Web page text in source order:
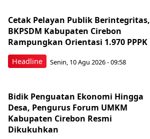
Headline
Cetak Pelayan Publik Berintegritas,
BKPSDM Kabupaten Cirebon
Rampungkan Orientasi 1.970 PPPK
Senin, 10 Agu 2026 - 09:58
Bidik Penguatan Ekonomi Hingga
Desa, Pengurus Forum UMKM
Kabupaten Cirebon Resmi
Dikukuhkan